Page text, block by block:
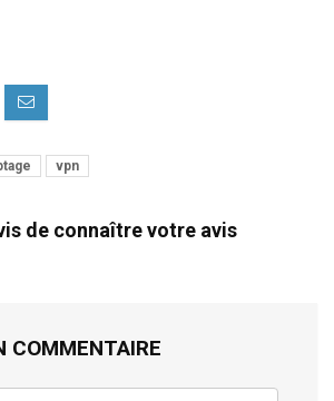
vpn
de connaître votre avis
COMMENTAIRE